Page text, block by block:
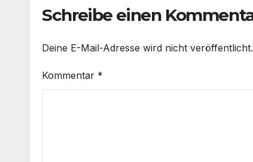
Schreibe einen
Deine E-Mail-Adresse wird nicht veröffentlicht.
Kommentar *